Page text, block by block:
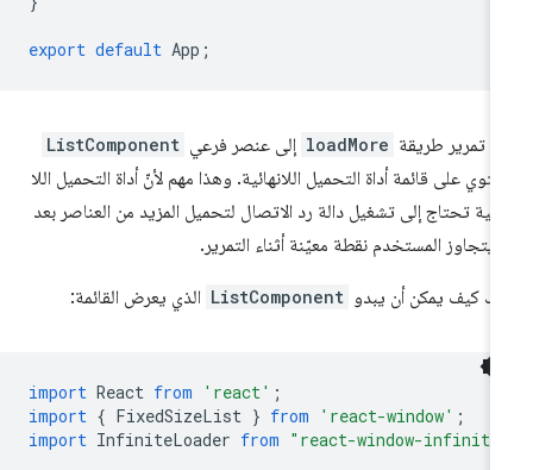
export default App
تمرير طريقة loadMore إلى عنصر فرعي ListComponent
على قائمة أداة التحميل اللانهائية. وهذا مهم لأنّ أداة التحميل اللا
تحتاج إلى تشغيل دالة رد الاتصال لتحميل المزيد من العناصر بعد
يتجاوز المستخدم نقطة معيّنة أثناء التمرير.
كيف يمكن أن يبدو ListComponent الذي يعرض القائمة:
import React from 'react'
import
{ FixedSizeList } from 'react-window'
import InfiniteLoader from "react-window-